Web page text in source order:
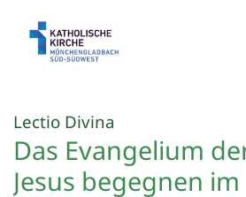
Lectio Divina
Das Evangelium
Jesus begegnen im